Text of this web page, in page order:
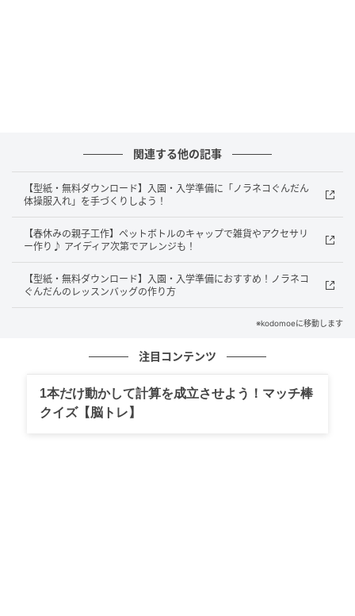
01 図の通りに生地を裁断する。
関連する他の記事
【型紙・無料ダウンロード】入園・入学準備に「ノラネコぐんだん
体操服入れ」を手づくりしよう！
【春休みの親子工作】ペットボトルのキャップで雑貨やアクセサリ
ー作り♪ アイディア次第でアレンジも！
【型紙・無料ダウンロード】入園・入学準備におすすめ！ノラネコ
ぐんだんのレッスンバッグの作り方
※kodomoeに移動します
注目コンテンツ
1本だけ動かして計算を成立させよう！マッチ棒
クイズ【脳トレ】